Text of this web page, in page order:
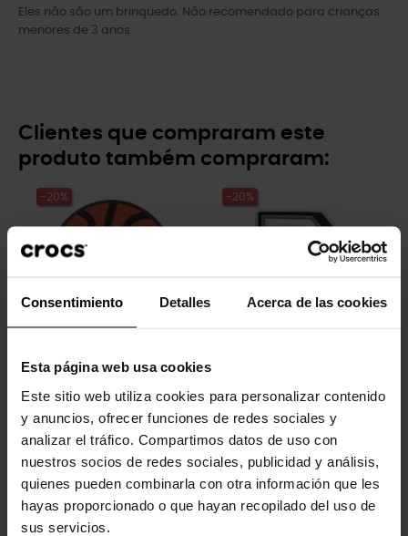
Consentimiento Detalles Acerca de las cookies
Esta página web usa cookies
Este sitio web utiliza cookies para personalizar contenido
y anuncios, ofrecer funciones de redes sociales y
analizar el tráfico. Compartimos datos de uso con
nuestros socios de redes sociales, publicidad y análisis,
quienes pueden combinarla con otra información que les
hayas proporcionado o que hayan recopilado del uso de
sus servicios.
Eles não são um brinquedo. Não recomendado para crianças
menores de 3 anos.
Clientes que compraram este
produto também compraram:
-20%
Pequena bola de basquete
4,99 € 3,99 €
-20%
4,99 € 3,99 €
-20%